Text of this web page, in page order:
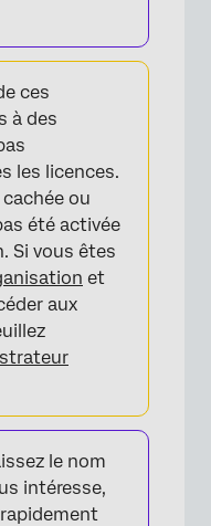
ces
à des
les licences.
ou
été activée
Si vous êtes
et
aux
le nom
intéresse,